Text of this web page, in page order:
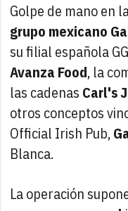
Golpe de mano en
grupo mexicano
su filial española
Avanza Food, la
las cadenas Carl's
otros conceptos
Official Irish Pub,
Blanca.
La operación